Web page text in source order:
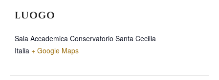
LUOGO
Sala Accademica Conservatorio Santa Cecilia
Italia + Google Maps